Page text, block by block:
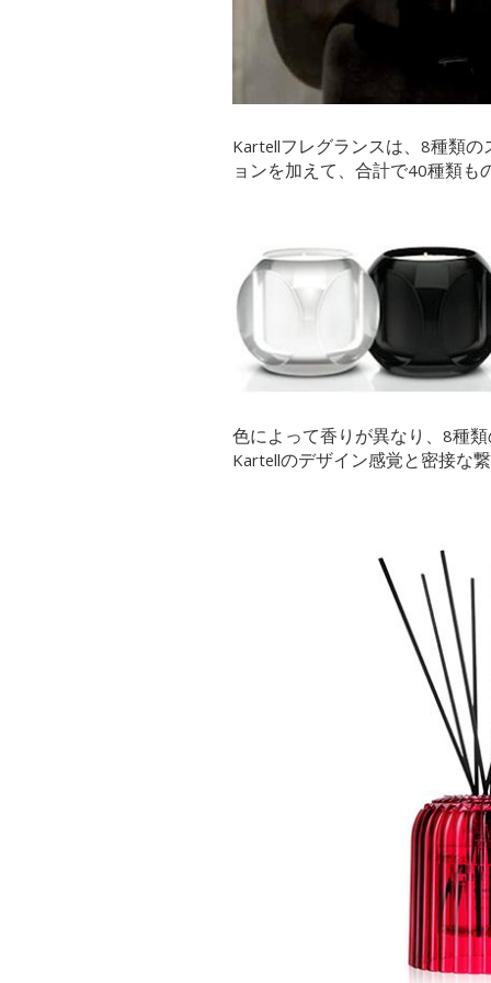
Kartellフレグランスは、8種類
ョンを加えて、合計で40種類
色によって香りが異なり、8種
Kartellのデザイン感覚と密接な